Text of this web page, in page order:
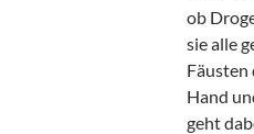
ob
sie alle
Fäusten
Hand
geht